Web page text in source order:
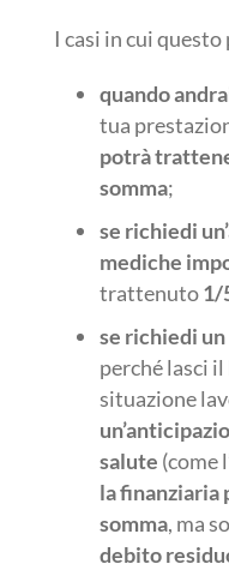
I casi in cui questo
quando
tua
potrà
somma;
se richiedi
mediche
trattenuto1/
se richiedi
perché lasci
situazione
salute (come
la finanziaria
somma, ma
debito